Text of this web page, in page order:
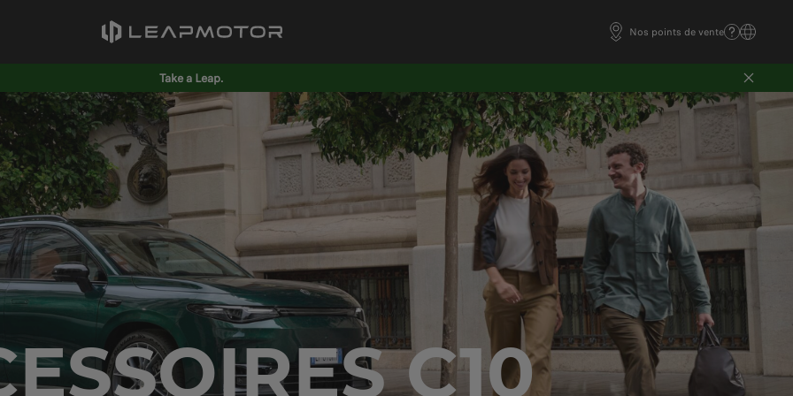
Nos points de vente
Take a Leap.
C10